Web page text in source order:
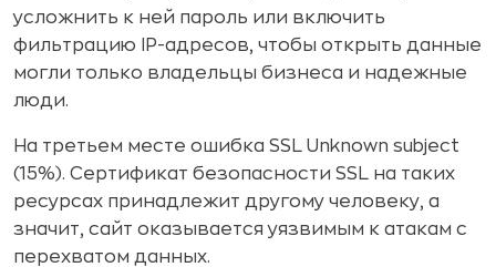
усложнить к ней пароль или включить
фильтрацию IP-адресов, чтобы открыть данные
могли только владельцы бизнеса и надежные
люди.
На третьем месте ошибка SSL Unknown subject
(15%). Сертификат безопасности SSL на таких
ресурсах принадлежит другому человеку, а
значит, сайт оказывается уязвимым к атакам с
перехватом данных.